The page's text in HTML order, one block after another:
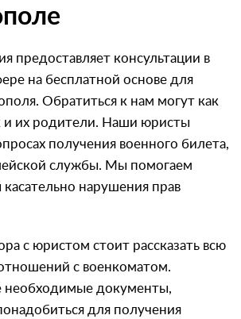
предоставляет консультации в
на бесплатной основе для
Обратиться к нам могут как
и их родители. Наши юристы
получения военного билета,
службы. Мы помогаем
нарушения прав
с юристом стоит рассказать всю
с военкоматом.
необходимые документы,
для получения